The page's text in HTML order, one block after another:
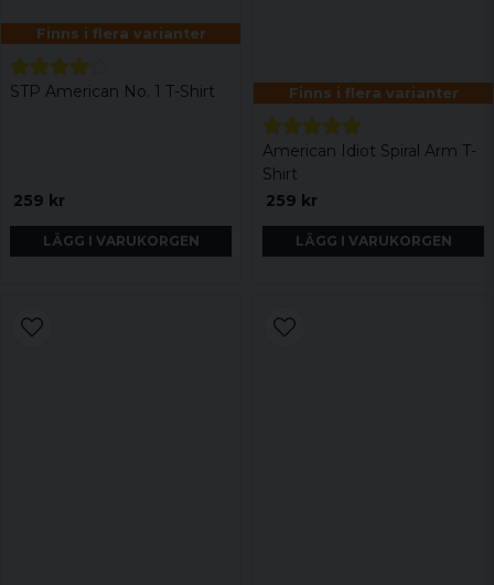
Finns i flera varianter
STP American No. 1 T-Shirt
259 kr
LÄGG I VARUKORGEN
Finns i flera varianter
American Idiot Spiral Arm T-
Shirt
259 kr
LÄGG I VARUKORGEN